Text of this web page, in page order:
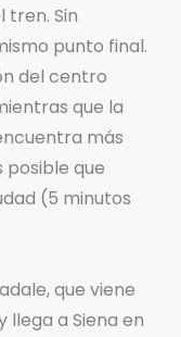
tren. Sin
punto final.
del centro
que la
más
posible que
(5 minutos
que viene
llega a Siena en